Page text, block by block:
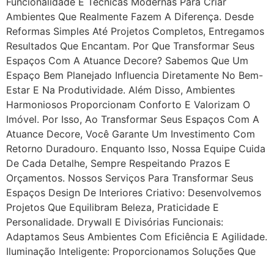
Ambientes Que Realmente Fazem A Diferença. Desde
Reformas Simples Até Projetos Completos, Entregamos
Resultados Que Encantam. Por Que Transformar Seus
Espaços Com A Atuance Decore? Sabemos Que Um
Espaço Bem Planejado Influencia Diretamente No Bem-
Estar E Na Produtividade. Além Disso, Ambientes
Harmoniosos Proporcionam Conforto E Valorizam O
Imóvel. Por Isso, Ao Transformar Seus Espaços Com A
Atuance Decore, Você Garante Um Investimento Com
Retorno Duradouro. Enquanto Isso, Nossa Equipe Cuida
De Cada Detalhe, Sempre Respeitando Prazos E
Orçamentos. Nossos Serviços Para Transformar Seus
Espaços Design De Interiores Criativo: Desenvolvemos
Projetos Que Equilibram Beleza, Praticidade E
Personalidade. Drywall E Divisórias Funcionais:
Adaptamos Seus Ambientes Com Eficiência E Agilidade.
Iluminação Inteligente: Proporcionamos Soluções Que